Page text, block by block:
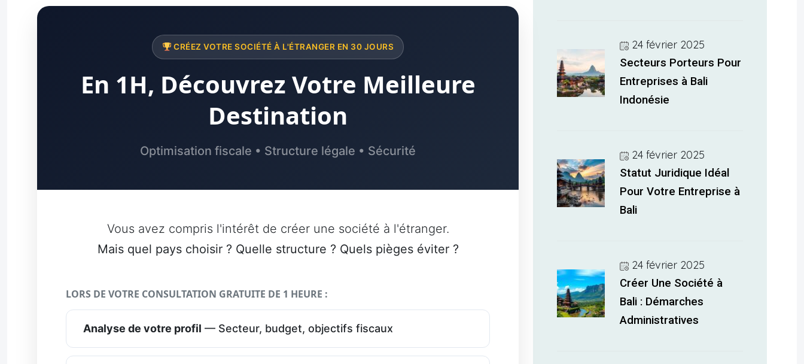
CRÉEZ VOTRE SOCIÉTÉ À L'ÉTRANGER EN 30 JOURS
En 1H, Découvrez Votre Meilleure
Destination
Optimisation fiscale • Structure légale • Sécurité
Vous avez compris l'intérêt de créer une société à l'étranger.
Mais quel pays choisir ? Quelle structure ? Quels pièges éviter ?
LORS DE VOTRE CONSULTATION GRATUITE DE 1 HEURE :
Analyse de votre profil — Secteur, budget, objectifs fiscaux
24 février 2025
Secteurs Porteurs Pour
Entreprises à Bali
Indonésie
24 février 2025
Statut Juridique Idéal
Pour Votre Entreprise à
Bali
24 février 2025
Créer Une Société à
Bali : Démarches
Administratives